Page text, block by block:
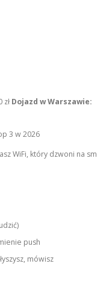
zł Dojazd w Warszawie:
3 w 2026
WiFi, który dzwoni na sm
push
mówisz